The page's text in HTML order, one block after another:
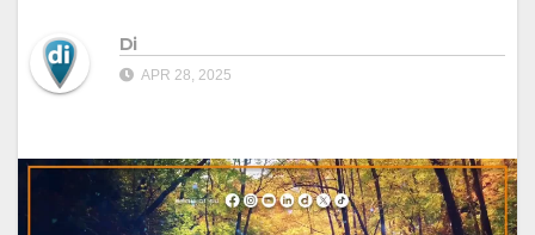
Di
APR 28, 2025